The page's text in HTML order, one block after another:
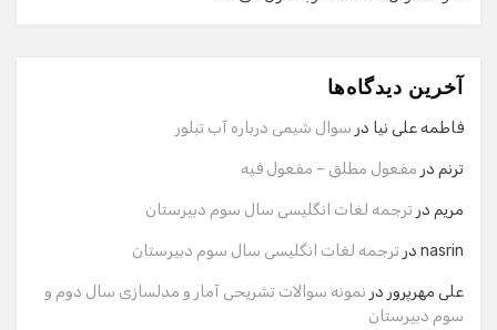
آخرین دیدگاه‌ها
فاطمه علی نیا در سوال شیمی درباره آب تبلور
ترنم در مفعول مطلق – مفعول فیه
مریم در ترجمه لغات انگلیسی سال سوم دبیرستان
nasrin در ترجمه لغات انگلیسی سال سوم دبیرستان
علی مهرپرور در نمونه سوالات تشریحی آمار و مدلسازی سال دوم و
سوم دبیرستان
سلام! برای شروع گفت‌وگو لطفاً شماره تماس یا ایمیل خود را
وارد کنید.
ایمیل